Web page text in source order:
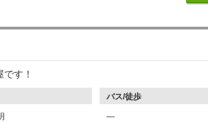
す！
バス/徒歩
―